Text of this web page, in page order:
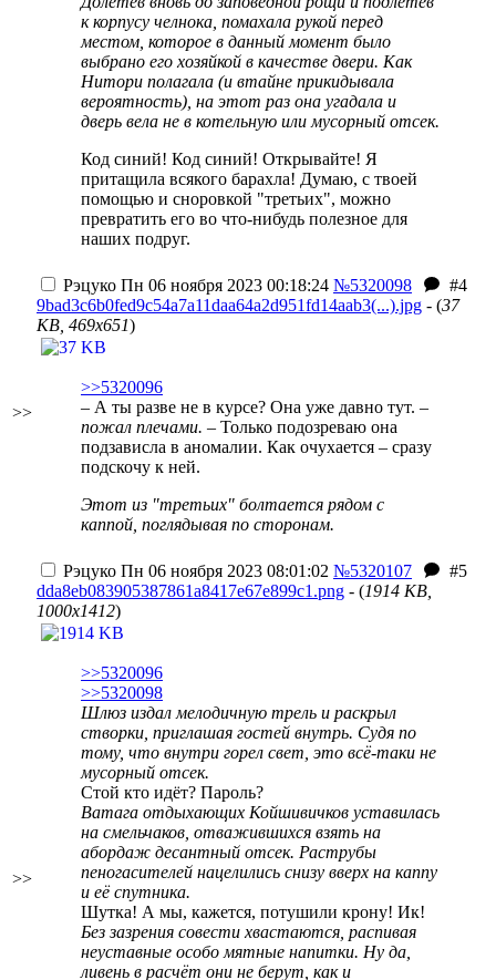
к корпусу челнока, помахала рукой перед
местом, которое в данный момент было
выбрано его хозяйкой в качестве двери. Как
Нитори полагала (и втайне прикидывала
вероятность), на этот раз она угадала и
дверь вела не в котельную или мусорный отсек.
Код синий! Код синий! Открывайте! Я
притащила всякого барахла! Думаю, с твоей
помощью и сноровкой "третьих", можно
превратить его во что-нибудь полезное для
наших подруг.
>>
Рэцуко Пн 06 ноября 2023 00:18:24 №5320098
#4
9bad3c6b0fed9c54a7a11daa64a2d951fd14aab3(...).jpg - (37
KB, 469x651)
>>5320096
– А ты разве не в курсе? Она уже давно тут. –
пожал плечами. – Только подозреваю она
подзависла в аномалии. Как очухается – сразу
подскочу к ней.
Этот из "третьих" болтается рядом с
каппой, поглядывая по сторонам.
>>
Рэцуко Пн 06 ноября 2023 08:01:02 №5320107
#5
dda8eb083905387861a8417e67e899c1.png - (1914 KB,
1000x1412)
>>5320096
>>5320098
Шлюз издал мелодичную трель и раскрыл
створки, приглашая гостей внутрь. Судя по
тому, что внутри горел свет, это всё-таки не
мусорный отсек.
Стой кто идёт? Пароль?
Ватага отдыхающих Койшивичков уставилась
на смельчаков, отважившихся взять на
абордаж десантный отсек. Раструбы
пеногасителей нацелились снизу вверх на каппу
и её спутника.
Шутка! А мы, кажется, потушили крону! Ик!
Без зазрения совести хвастаются, распивая
неуставные особо мятные напитки. Ну да,
ливень в расчёт они не берут, как и